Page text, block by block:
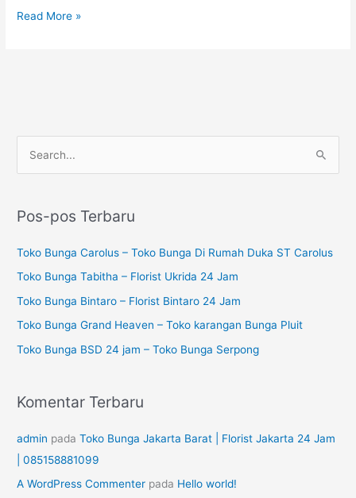
Read More »
i
u
k
:
Pos-pos Terbaru
Toko Bunga Carolus – Toko Bunga Di Rumah Duka ST Carolus
Toko Bunga Tabitha – Florist Ukrida 24 Jam
Toko Bunga Bintaro – Florist Bintaro 24 Jam
Toko Bunga Grand Heaven – Toko karangan Bunga Pluit
Toko Bunga BSD 24 jam – Toko Bunga Serpong
Komentar Terbaru
admin padaToko Bunga Jakarta Barat | Florist Jakarta 24 Jam
| 085158881099
A WordPress Commenter pada Hello world!
c
r
i
a
u
: